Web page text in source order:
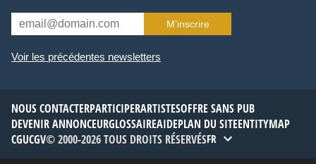
M’inscrire
Voir les précédentes newsletters
NOUS CONTACTERPARTICIPERARTISTESOFFRE SANS PUB
DEVENIR ANNONCEURGLOSSAIREAIDEPLAN DU SITEENTITYMAP
CGUCGV© 2000-2026 TOUS DROITS RÉSERVÉSFR